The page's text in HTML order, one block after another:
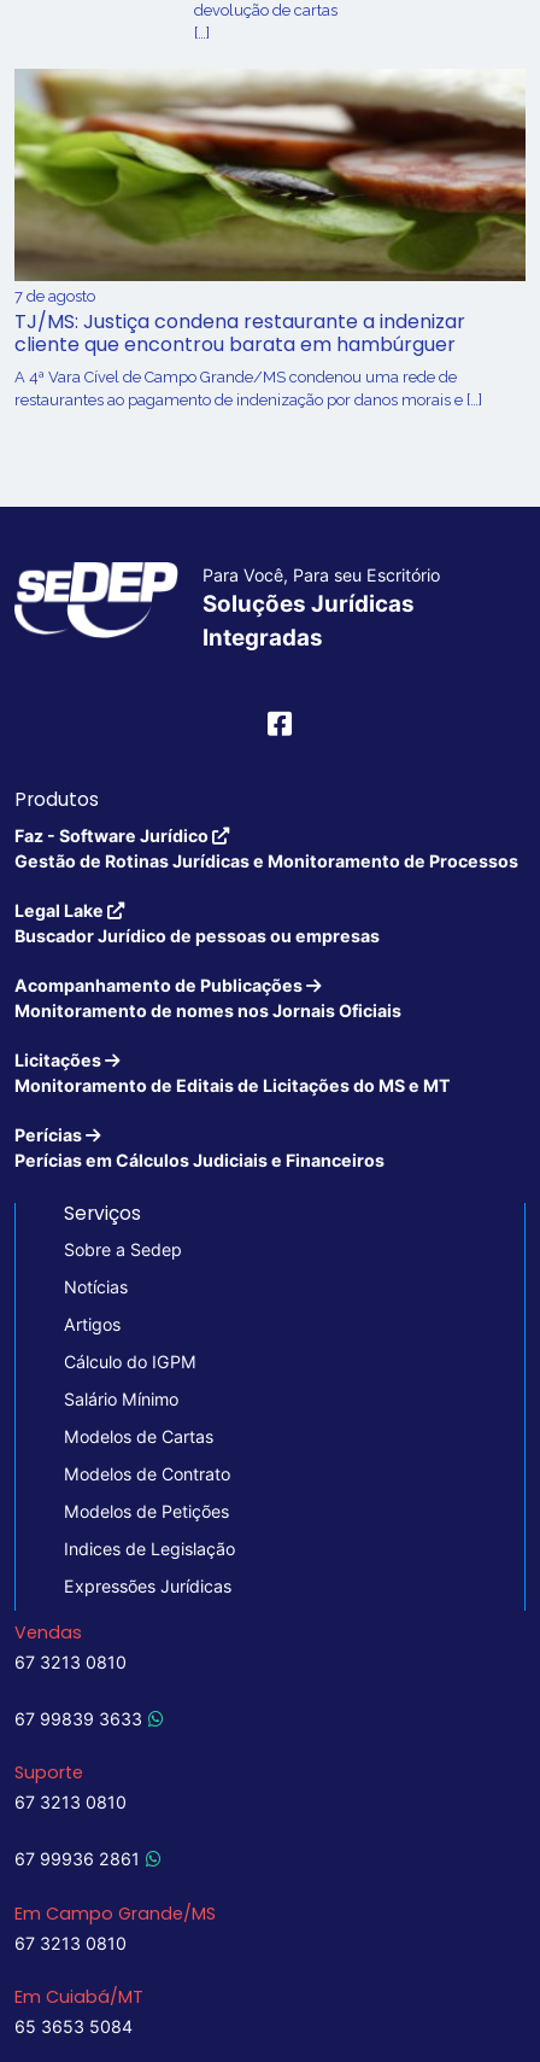
devolução de cartas
[…]
7 de agosto
TJ/MS: Justiça condena restaurante a indenizar
cliente que encontrou barata em hambúrguer
A 4ª Vara Cível de Campo Grande/MS condenou uma rede de
restaurantes ao pagamento de indenização por danos morais e […]
Para Você, Para seu Escritório
Soluções Jurídicas
Integradas
Produtos
Faz - Software Jurídico
Gestão de Rotinas Jurídicas e Monitoramento de Processos
Legal Lake
Buscador Jurídico de pessoas ou empresas
Acompanhamento de Publicações
Monitoramento de nomes nos Jornais Oficiais
Licitações
Monitoramento de Editais de Licitações do MS e MT
Perícias
Perícias em Cálculos Judiciais e Financeiros
Serviços
Sobre a Sedep
Notícias
Artigos
Cálculo do IGPM
Salário Mínimo
Modelos de Cartas
Modelos de Contrato
Modelos de Petições
Indices de Legislação
Expressões Jurídicas
Vendas
67 3213 0810
67 99839 3633
Suporte
67 3213 0810
67 99936 2861
Em Campo Grande/MS
67 3213 0810
Em Cuiabá/MT
65 3653 5084